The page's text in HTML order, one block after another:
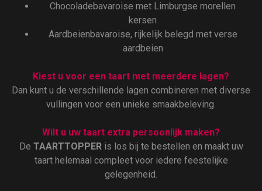
Chocoladebavaroise met Limburgse morellen
kersen
Aardbeienbavaroise, rijkelijk belegd met verse
aardbeien
Kiest u voor een taart met meerdere lagen?
Dan kunt u de verschillende lagen combineren met diverse
vullingen voor een unieke smaakbeleving.
Wilt u uw taart extra persoonlijk maken?
De TAARTTOPPERis los bij te bestellen en maakt uw
taart helemaal compleet voor iedere feestelijke
gelegenheid.